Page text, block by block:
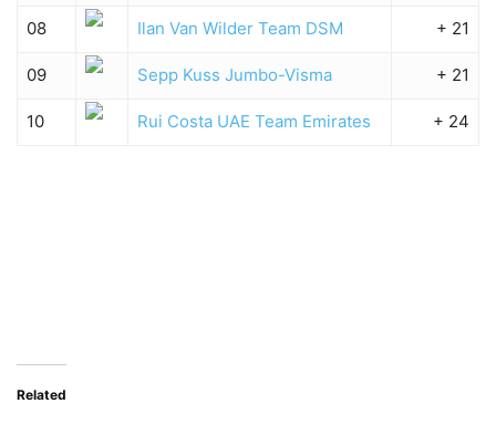
08 Ilan Van Wilder Team DSM + 21
09 Sepp Kuss Jumbo-Visma + 21
10 Rui Costa UAE Team Emirates + 24
Related